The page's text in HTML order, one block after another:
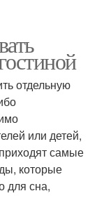
отдельную
или детей,
самые
которые
для сна,